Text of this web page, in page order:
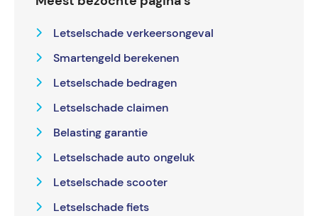
Letselschade verkeersongeval
Smartengeld berekenen
Letselschade bedragen
Letselschade claimen
Belasting garantie
Letselschade auto ongeluk
Letselschade scooter
Letselschade fiets